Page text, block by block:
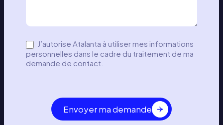
c
–
l
J’autorise Atalanta à utiliser mes informations
personnelles dans le cadre du traitement de ma
demande de contact.
Envoyer ma demande